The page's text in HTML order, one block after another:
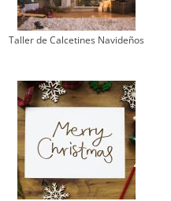
Taller de Calcetines Navideños